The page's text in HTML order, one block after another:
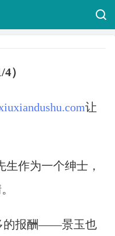
）
让
作为一个绅士，
的报酬——景玉也